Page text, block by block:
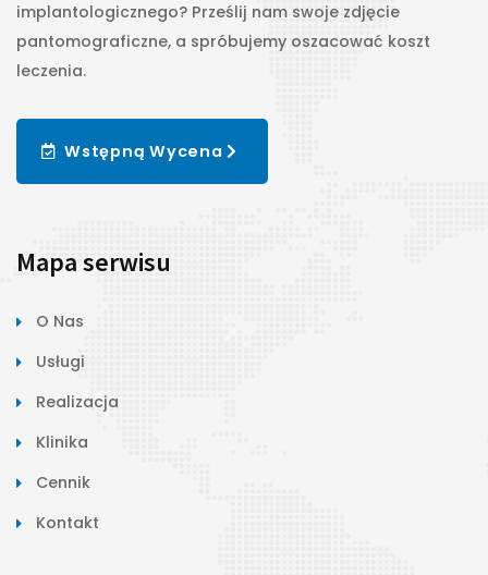
Implantologia Protetyka Chirurgia
Stomatologia estetyczna Potrzebujesz
konsultacji? Skontaktuj
Read More
implantologicznego? Prześlij nam swoje zdjęcie
pantomograficzne, a spróbujemy oszacować koszt
leczenia.
Wstępną Wycena
Mapa serwisu
O Nas
Usługi
Realizacja
Klinika
Cennik
Kontakt